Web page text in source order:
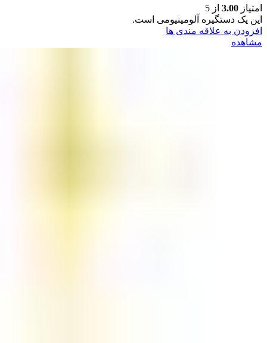
امتیاز 3.00 از 5
این یک دستگیره آلومینیومی است.
افزودن به علاقه مندی ها
مشاهده